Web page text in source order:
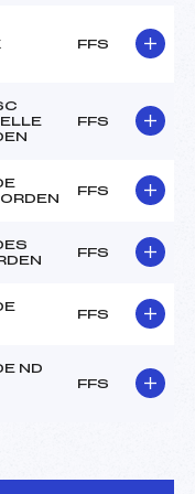
FFS
FFS
FFS
FFS
FFS
ND
FFS